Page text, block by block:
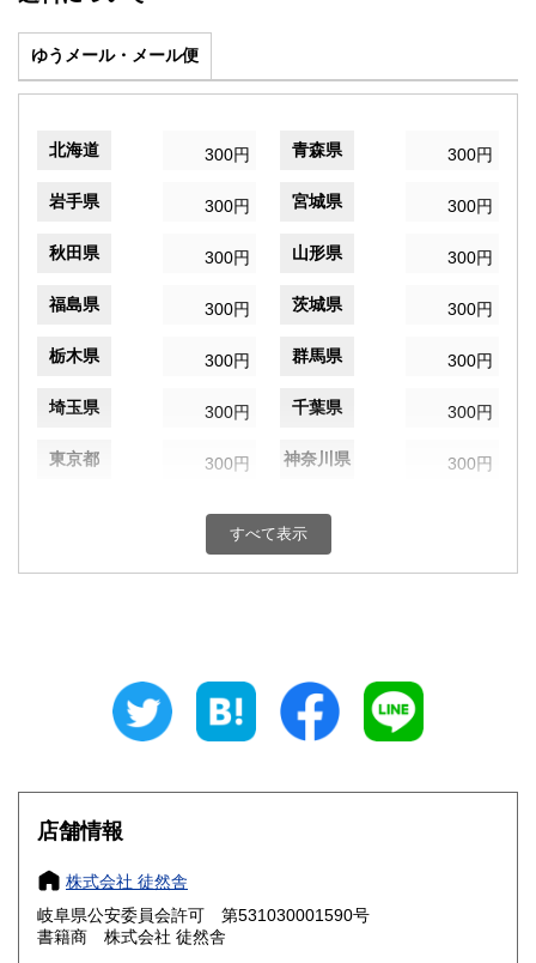
ゆうメール・メール便
北海道 300円 青森県 300円
岩手県 300円 宮城県 300円
秋田県 300円 山形県 300円
福島県 300円 茨城県 300円
栃木県 300円 群馬県 300円
埼玉県 300円 千葉県 300円
東京都 300円 神奈川県 300円
300円 富山県
300円 三重県
大阪府
奈良県
鳥取県 300円 島根県
すべて表示
店舗情報
株式会社 徒然舎
岐阜県公安委員会許可 第531030001590号
書籍商 株式会社 徒然舎